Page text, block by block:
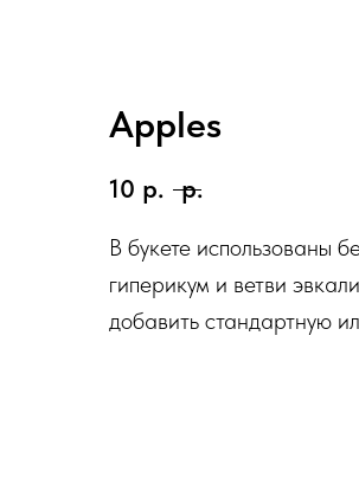
Apples
10 р. р.
В букете использованы
гиперикум и ветви
добавить стандартную